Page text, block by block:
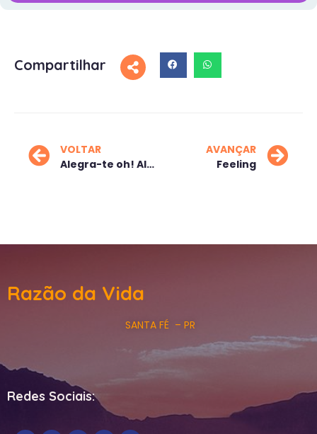
Compartilhar
VOLTAR
Alegra-te oh! Alma!
AVANÇAR
Feeling
Razão da Vida
SANTA FÉ – PR
Redes Sociais: